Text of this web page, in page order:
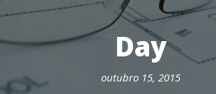
Day
outubro 15, 2015